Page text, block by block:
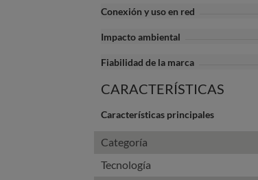
Conexión y uso en red
Impacto ambiental
Fiabilidad de la marca
CARACTERÍSTICAS
Características principales
Categoría
Tecnología